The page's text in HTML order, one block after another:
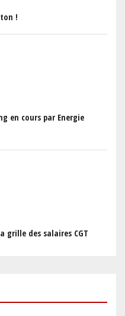
!
en cours par Energie
la grille des salaires CGT